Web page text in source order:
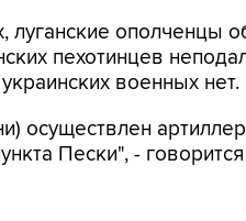
ополченцы
пехотинцев
военных нет.
осуществлен
Пески", -